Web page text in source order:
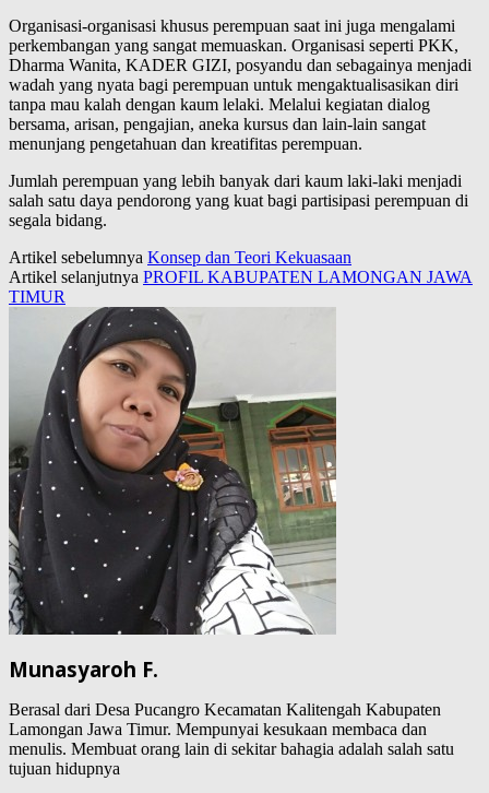
Organisasi-organisasi khusus perempuan saat ini juga mengalami
perkembangan yang sangat memuaskan. Organisasi seperti PKK,
Dharma Wanita, KADER GIZI, posyandu dan sebagainya menjadi
wadah yang nyata bagi perempuan untuk mengaktualisasikan diri
tanpa mau kalah dengan kaum lelaki. Melalui kegiatan dialog
bersama, arisan, pengajian, aneka kursus dan lain-lain sangat
menunjang pengetahuan dan kreatifitas perempuan.
Jumlah perempuan yang lebih banyak dari kaum laki-laki menjadi
salah satu daya pendorong yang kuat bagi partisipasi perempuan di
segala bidang.
Artikel sebelumnya Konsep dan Teori Kekuasaan
Artikel selanjutnya PROFIL KABUPATEN LAMONGAN JAWA
TIMUR
Munasyaroh F.
Berasal dari Desa Pucangro Kecamatan Kalitengah Kabupaten
Lamongan Jawa Timur. Mempunyai kesukaan membaca dan
menulis. Membuat orang lain di sekitar bahagia adalah salah satu
tujuan hidupnya